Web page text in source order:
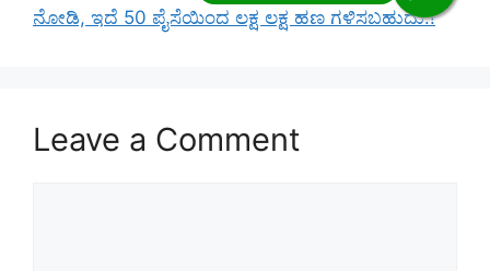
ನೋಡಿ, ಇದೆ 50 ಪೈಸೆಯಿಂದ ಲಕ್ಷ ಲಕ್ಷ ಹಣ ಗಳಿಸಬಹುದು.!
Leave a Comment